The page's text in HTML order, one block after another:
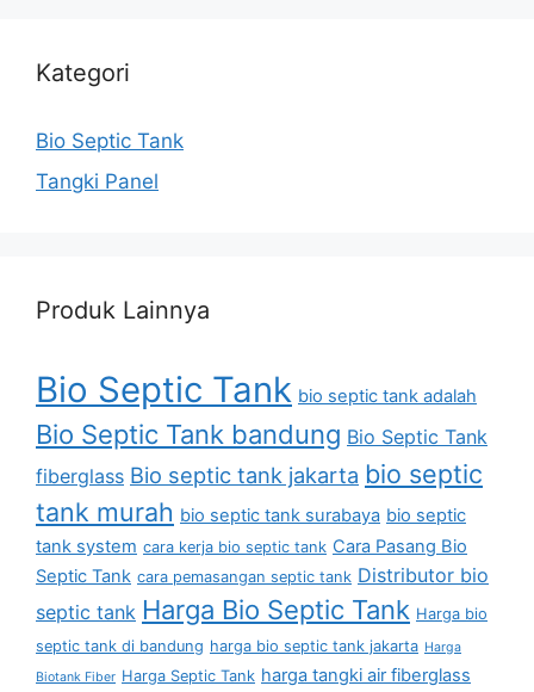
Kategori
Bio Septic Tank
Tangki Panel
Produk Lainnya
Bio Septic Tank bio septic tank adalah
Bio Septic Tank bandung Bio Septic Tank
fiberglass Bio septic tank jakarta bio septic
tank murah bio septic tank surabaya bio septic
tank system cara kerja bio septic tank Cara Pasang Bio
Septic Tank cara pemasangan septic tank Distributor bio
septic tank Harga Bio Septic Tank Harga bio
septic tank di bandung harga bio septic tank jakarta Harga
Biotank Fiber Harga Septic Tank harga tangki air fiberglass